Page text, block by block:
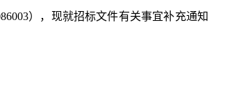
），现就招标文件有关事宜补充通知